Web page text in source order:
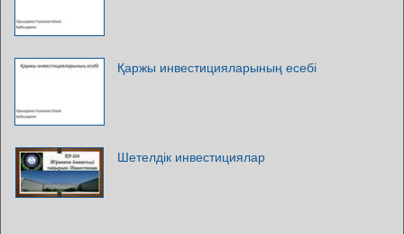
Қаржы инвестицияларының есебі
Шетелдік инвестициялар